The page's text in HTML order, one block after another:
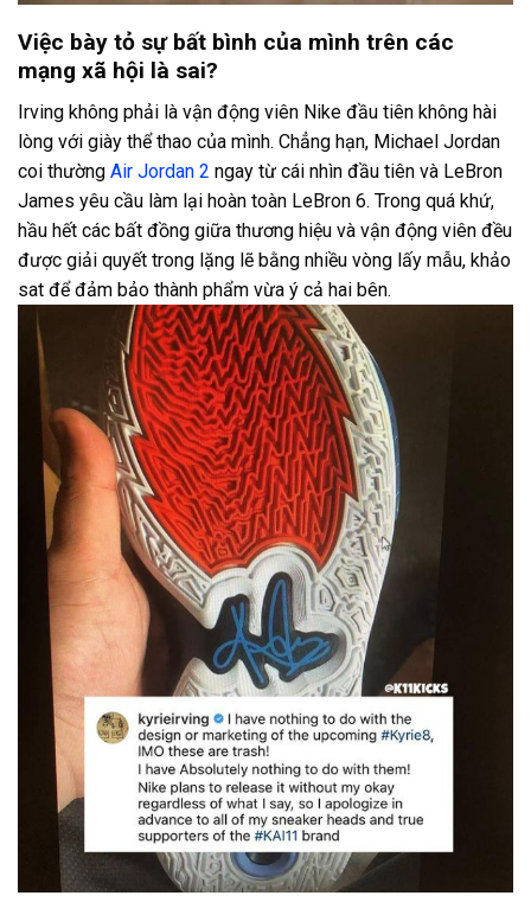
Việc bày tỏ sự bất bình của mình trên các
mạng xã hội là sai?
Irving không phải là vận động viên Nike đầu tiên không hài
lòng với giày thể thao của mình. Chẳng hạn, Michael Jordan
coi thường Air Jordan 2 ngay từ cái nhìn đầu tiên và LeBron
James yêu cầu làm lại hoàn toàn LeBron 6. Trong quá khứ,
hầu hết các bất đồng giữa thương hiệu và vận động viên đều
được giải quyết trong lặng lẽ bằng nhiều vòng lấy mẫu, khảo
sat để đảm bảo thành phẩm vừa ý cả hai bên.